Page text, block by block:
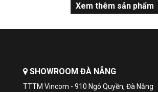
Xem thêm sản phẩm
SHOWROOM ĐÀ NẴNG
TTTM Vincom - 910 Ngô Quyền, Đà Nẵng